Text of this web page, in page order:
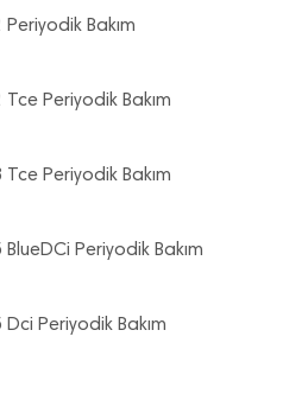
Bakım
Periyodik Bakım
Periyodik Bakım
Periyodik Bakım
Periyodik Bakım